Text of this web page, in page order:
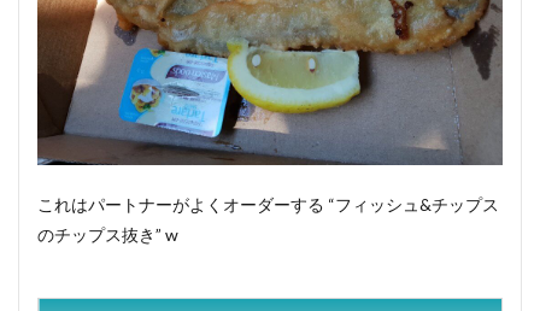
これはパートナーがよくオーダーする “フィッシュ&チップス
のチップス抜き” w